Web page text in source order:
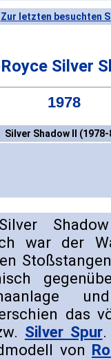
Zur letzten besuchten
Silver
1978
Silver Shadow II (1978-
war der
das
Silver Spur.
von